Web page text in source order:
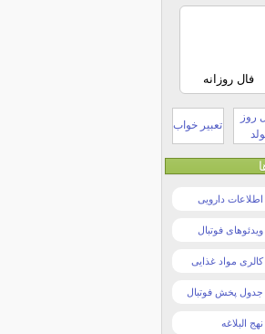
فال روزانه
روز
تعبیر خواب
اطلاعات دارویی
ویدئوهای فوتبال
کالری مواد غذایی
جدول پخش فوتبال
نهج البلاغه